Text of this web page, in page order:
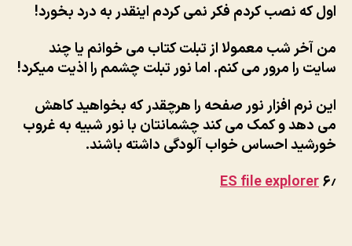
اول که نصب کردم فکر نمی کردم اینقدر به درد بخورد!
من آخر شب معمولا از تبلت کتاب می خوانم یا چند
سایت را مرور می کنم. اما نور تبلت چشمم را اذیت میکرد!
این نرم افزار نور صفحه را هرچقدر که بخواهید کاهش
می دهد و کمک می کند چشمانتان با نور شبیه به غروب
خورشید احساس خواب آلودگی داشته باشند.
۶٫ES file explorer